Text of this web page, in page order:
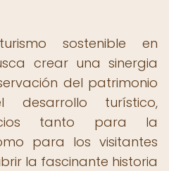
sostenible en
crear una sinergia
del patrimonio
turístico,
tanto para la
para los visitantes
la fascinante historia